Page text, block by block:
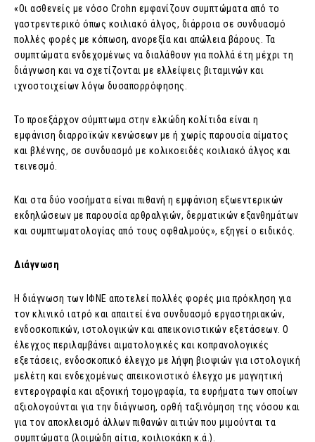
«Οι ασθενείς με νόσο Crohn εμφανίζουν συμπτώματα από το
γαστρεντερικό όπως κοιλιακό άλγος, διάρροια σε συνδυασμό
πολλές φορές με κόπωση, ανορεξία και απώλεια βάρους. Τα
συμπτώματα ενδεχομένως να διαλάθουν για πολλά έτη μέχρι τη
διάγνωση και να σχετίζονται με ελλείψεις βιταμινών και
ιχνοστοιχείων λόγω δυσαπορρόφησης.
Το προεξάρχον σύμπτωμα στην ελκώδη κολίτιδα είναι η
εμφάνιση διαρροϊκών κενώσεων με ή χωρίς παρουσία αίματος
και βλέννης, σε συνδυασμό με κολικοειδές κοιλιακό άλγος και
τεινεσμό.
Και στα δύο νοσήματα είναι πιθανή η εμφάνιση εξωεντερικών
εκδηλώσεων με παρουσία αρθραλγιών, δερματικών εξανθημάτων
και συμπτωματολογίας από τους οφθαλμούς», εξηγεί ο ειδικός.
Διάγνωση
Η διάγνωση των ΙΦΝΕ αποτελεί πολλές φορές μια πρόκληση για
τον κλινικό ιατρό και απαιτεί ένα συνδυασμό εργαστηριακών,
ενδοσκοπικών, ιστολογικών και απεικονιστικών εξετάσεων. Ο
έλεγχος περιλαμβάνει αιματολογικές και κοπρανολογικές
εξετάσεις, ενδοσκοπικό έλεγχο με λήψη βιοψιών για ιστολογική
μελέτη και ενδεχομένως απεικονιστικό έλεγχο με μαγνητική
εντερογραφία και αξονική τομογραφία, τα ευρήματα των οποίων
αξιολογούνται για την διάγνωση, ορθή ταξινόμηση της νόσου και
για τον αποκλεισμό άλλων πιθανών αιτιών που μιμούνται τα
συμπτώματα (λοιμώδη αίτια, κοιλιοκάκη κ.ά.).